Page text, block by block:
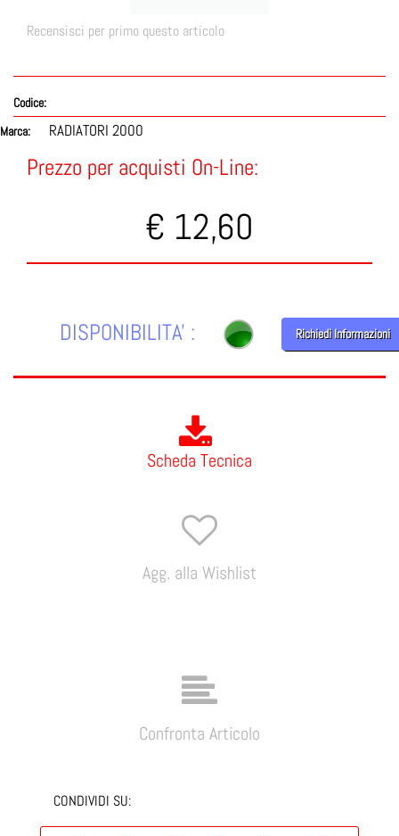
Recensisci per primo questo articolo
Codice:
Marca:
RADIATORI 2000
Prezzo per acquisti On-Line:
€ 12,60
DISPONIBILITA' : Richiedi Informazioni
Scheda Tecnica
Agg. alla Wishlist
Confronta Articolo
CONDIVIDI SU: